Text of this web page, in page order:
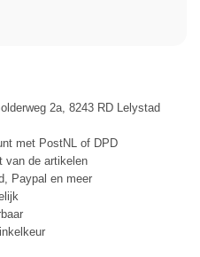
2a, 8243 RD Lelystad
met PostNL of DPD
van de artikelen
Paypal en meer